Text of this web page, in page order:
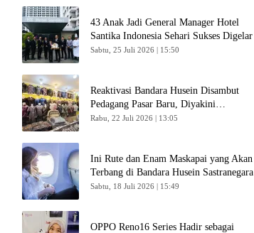
43 Anak Jadi General Manager Hotel
Santika Indonesia Sehari Sukses Digelar
Sabtu, 25 Juli 2026 | 15:50
Reaktivasi Bandara Husein Disambut
Pedagang Pasar Baru, Diyakini
Bangkitkan Kembali Ekonomi Bandung
Rabu, 22 Juli 2026 | 13:05
Ini Rute dan Enam Maskapai yang Akan
Terbang di Bandara Husein Sastranegara
Sabtu, 18 Juli 2026 | 15:49
OPPO Reno16 Series Hadir sebagai